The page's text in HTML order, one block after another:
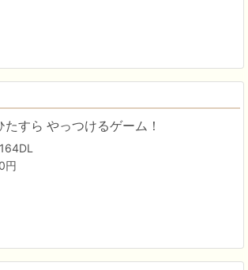
すら やっつけるゲーム！
円